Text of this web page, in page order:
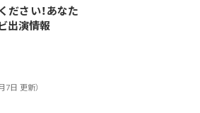
ださい！あなた
出演情報
7日 更新）